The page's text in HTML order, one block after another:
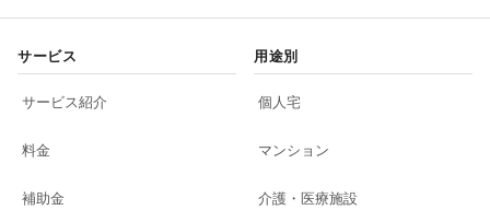
サービス
サービス紹介
料金
補助金
用途別
個人宅
マンション
介護・医療施設